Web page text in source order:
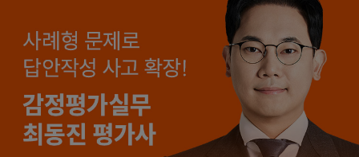
들어봤지만, 해커스
이성준 평가사님은
센세이셔널 하고,
되었습니다.
합격생 박*원님
비전공자로 시작해서
막막했는데 해커스
이성준 평가사님이
시키는대로
따라오다보니
합격이라는 결과를 받을
수 있었습니다.
합격생 성*남님